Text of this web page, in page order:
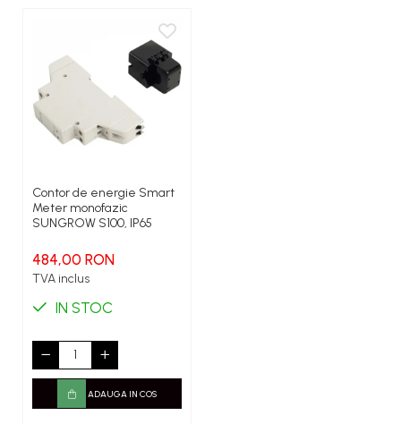
Contor de energie Smart
Meter monofazic
SUNGROW S100, IP65
484,00 RON
TVA inclus
IN STOC
ADAUGA IN COS